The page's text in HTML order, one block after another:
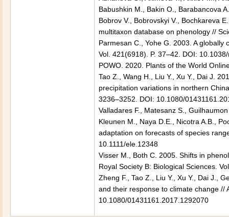
Babushkin M., Bakin O., Barabancova
Bobrov V., Bobrovskyi V., Bochkareva
multitaxon database on phenology //
Parmesan C., Yohe G. 2003. A
Vol. 421(6918). P. 37–42. DOI:
POWO. 2020. Plants of the World
Tao Z., Wang H., Liu Y., Xu Y., Dai J.
precipitation variations in northern
3236–3252. DOI: 10.1080/
Valladares F., Matesanz S.,
Kleunen M., Naya D.E., Nicotra A.B.,
adaptation on forecasts of species
10.1111/ele.12348
Visser M., Both C. 2005. Shifts in
Royal Society B: Biological Sciences.
Zheng F., Tao Z., Liu Y., Xu Y., Dai J.,
and their response to climate change //
10.1080/01431161.2017.1292070